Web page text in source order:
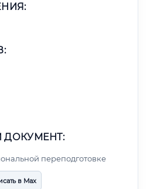
переподготовке
в Max